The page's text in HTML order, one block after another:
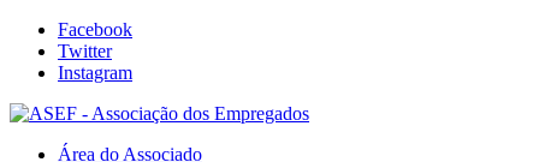
Facebook
Twitter
Instagram
Área do Associado